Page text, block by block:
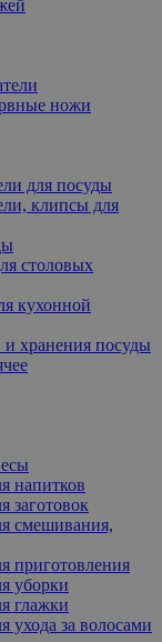
ножи
для посуды
клипсы для
столовых
кухонной
хранения посуды
напитков
заготовок
смешивания,
приготовления
уборки
глажки
ухода за волосами